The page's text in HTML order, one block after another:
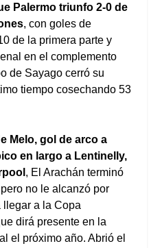
Palermo triunfo 2-0 de
, con goles de
de la primera parte y
en el complemento
de Sayago cerró su
tiempo cosechando 53
Melo, gol de arco a
en largo a Lentinelly,
, El Arachán terminó
no le alcanzó por
llegar a la Copa
dirá presente en la
el próximo año. Abrió el